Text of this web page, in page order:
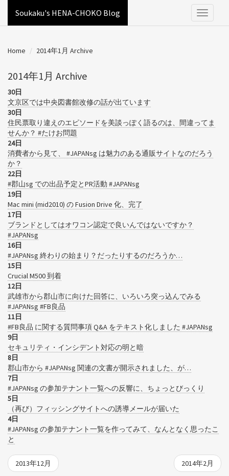
Soukaku's HENA-CHOKO Blog
Home 2014年1月 Archive
2014年1月 Archive
30日
文京区では中央図書館改修の話が出ています
30日
住民票取り違えのエピソードを美談っぽく語るのは、間違ってま
せんか？ #たけお問題
24日
消費者から見て、 #JAPANsg は魅力のある通販サイトなのだろう
か？
22日
#郡山sg での出品予定とPR活動 #JAPANsg
19日
Mac mini (mid2010) の Fusion Drive 化、完了
17日
ブランドとしてはオワコン認定で良いんではないですか？
#JAPANsg
16日
#JAPANsg 終わりの始まり？だったりするのだろうか…
15日
Crucial M500 到着
12日
武雄市から郡山市に向けた回答に、いろいろ突っ込んでみる
#JAPANsg #FB良品
11日
#FB良品 に関する質問事項 Q&A をテキスト化しました #JAPANsg
9日
セキュリティ・インシデント対応の明と暗
8日
郡山市から #JAPANsg 関連の文書が開示されました、が…
7日
#JAPANsg の参加テナント一覧への反響に、ちょっとびっくり
5日
（再び）フィッシングサイトへの誘導メールが届いた
4日
#JAPANsg の参加テナント一覧を作ってみて、なんとなく思ったこ
と
2013年12月 2014年2月